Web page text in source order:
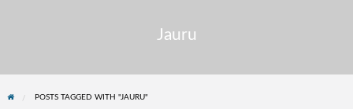
Jauru
POSTS TAGGED WITH "JAURU"